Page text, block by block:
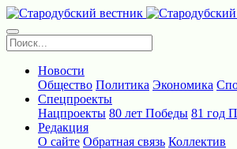
Новости
Общество Политика Экономика
Спецпроекты
Нацпроекты 80 лет Победы 81 год
Редакция
О сайте Обратная связь Коллектив